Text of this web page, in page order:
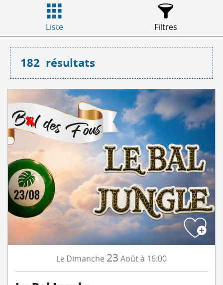
Liste Filtres
182 résultats
Le Dimanche 23 Aoûtà 16:00